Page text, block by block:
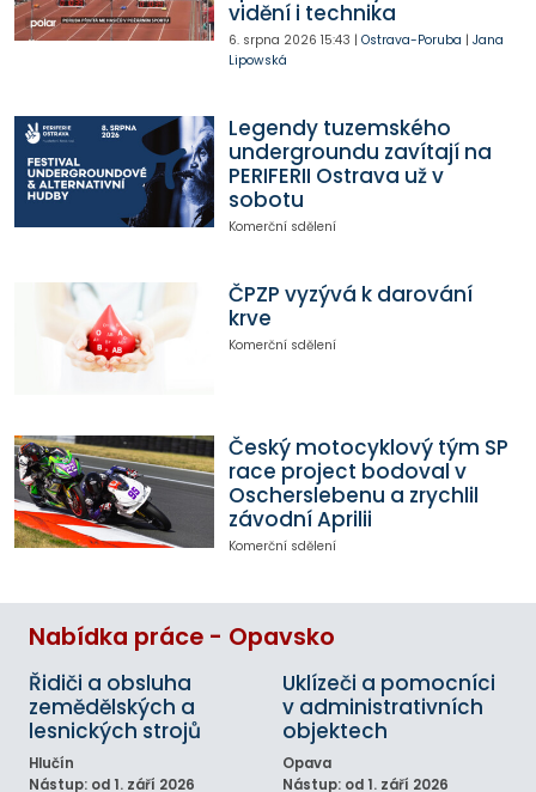
vidění i technika
6. srpna 2026 15:43 | Ostrava-Poruba | Jana
Lipowská
Legendy tuzemského
undergroundu zavítají na
PERIFERII Ostrava už v
sobotu
Komerční sdělení
ČPZP vyzývá k darování
krve
Komerční sdělení
Český motocyklový tým SP
race project bodoval v
Oscherslebenu a zrychlil
závodní Aprilii
Komerční sdělení
Nabídka práce - Opavsko
Řidiči a obsluha
zemědělských a
lesnických strojů
Hlučín
Nástup: od 1. září 2026
Uklízeči a pomocníci
v administrativních
objektech
Opava
Nástup: od 1. září 2026